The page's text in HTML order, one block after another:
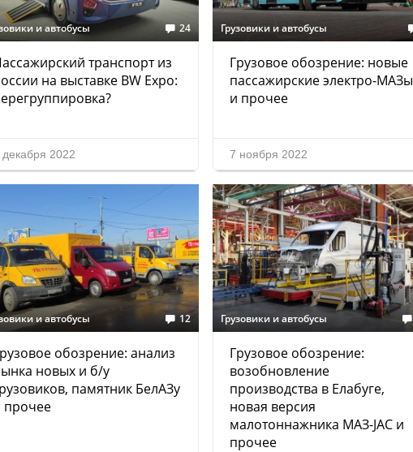
и автобусы 24
транспорт из
на выставке BW Expo:
декабря 2022
Грузовики и автобусы
Грузовое обозрение: новые
пассажирские электро-МАЗы
и прочее
7 ноября 2022
и автобусы 12
обозрение: анализ
новых и б/у
памятник БелАЗу
прочее
Грузовики и автобусы
Грузовое обозрение:
возобновление
производства в Елабуге,
новая версия
малотоннажника МАЗ-JAC и
прочее